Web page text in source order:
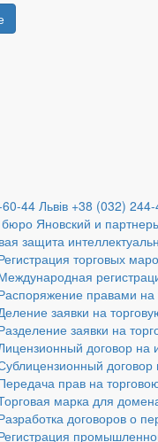
60-44 Львів +38 (032)
бюро Яновский и
защита
торговых
правами на
заявки на
заявки на
договор на
договор
прав на
марка для
договоров о